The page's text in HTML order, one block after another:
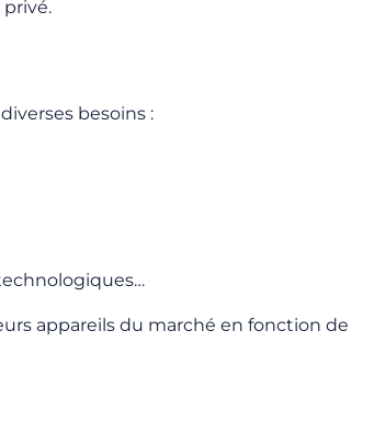
besoins :
appareils du marché en fonction de